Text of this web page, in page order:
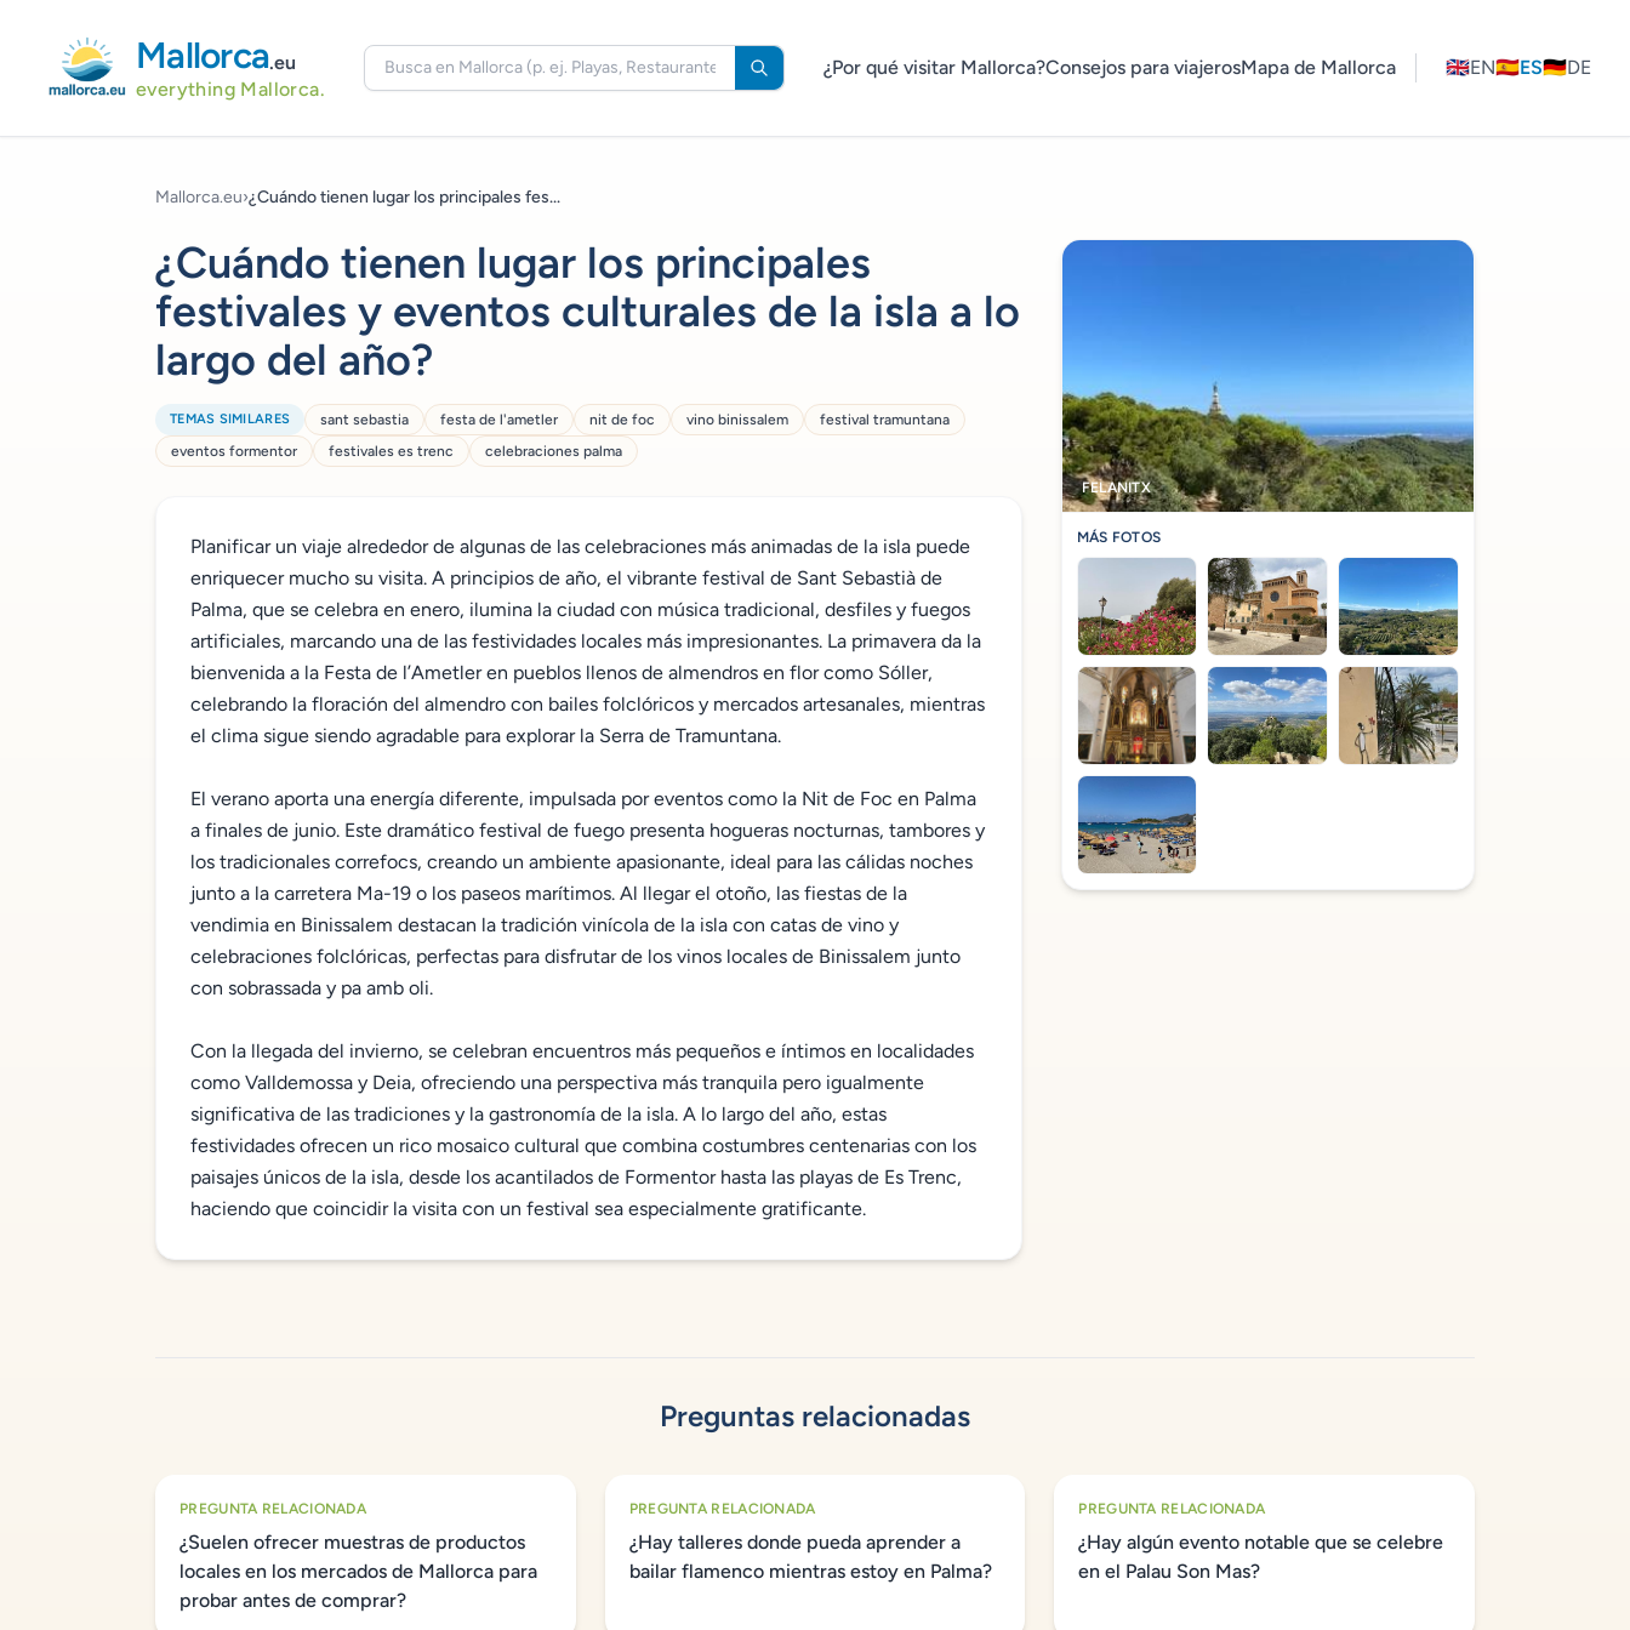
Mallorca.eu
everything Mallorca.
¿Por qué visitar Mallorca?Consejos para viajerosMapa de Mallorca 🇬🇧EN🇪🇸ES🇩🇪DE
Mallorca.eu›¿Cuándo tienen lugar los principales fes...
¿Cuándo tienen lugar los principales
festivales y eventos culturales de la isla a lo
largo del año?
TEMAS SIMILARES sant sebastia festa de l'ametler nit de foc vino binissalem
festival tramuntana
eventos formentor
festivales es trenc celebraciones palma
Planificar un viaje alrededor de algunas de las celebraciones más animadas de la isla puede
enriquecer mucho su visita. A principios de año, el vibrante festival de Sant Sebastià de
Palma, que se celebra en enero, ilumina la ciudad con música tradicional, desfiles y fuegos
artificiales, marcando una de las festividades locales más impresionantes. La primavera da la
bienvenida a la Festa de l’Ametler en pueblos llenos de almendros en flor como Sóller,
celebrando la floración del almendro con bailes folclóricos y mercados artesanales, mientras
el clima sigue siendo agradable para explorar la Serra de Tramuntana.
El verano aporta una energía diferente, impulsada por eventos como la Nit de Foc en Palma
a finales de junio. Este dramático festival de fuego presenta hogueras nocturnas, tambores y
los tradicionales correfocs, creando un ambiente apasionante, ideal para las cálidas noches
junto a la carretera Ma-19 o los paseos marítimos. Al llegar el otoño, las fiestas de la
vendimia en Binissalem destacan la tradición vinícola de la isla con catas de vino y
celebraciones folclóricas, perfectas para disfrutar de los vinos locales de Binissalem junto
con sobrassada y pa amb oli.
Con la llegada del invierno, se celebran encuentros más pequeños e íntimos en localidades
como Valldemossa y Deia, ofreciendo una perspectiva más tranquila pero igualmente
significativa de las tradiciones y la gastronomía de la isla. A lo largo del año, estas
festividades ofrecen un rico mosaico cultural que combina costumbres centenarias con los
paisajes únicos de la isla, desde los acantilados de Formentor hasta las playas de Es Trenc,
haciendo que coincidir la visita con un festival sea especialmente gratificante.
FELANITX
MÁS FOTOS
Preguntas relacionadas
PREGUNTA RELACIONADA
¿Suelen ofrecer muestras de productos
locales en los mercados de Mallorca para
probar antes de comprar?
PREGUNTA RELACIONADA
¿Hay talleres donde pueda aprender a
bailar flamenco mientras estoy en Palma?
PREGUNTA RELACIONADA
¿Hay algún evento notable que se celebre
en el Palau Son Mas?